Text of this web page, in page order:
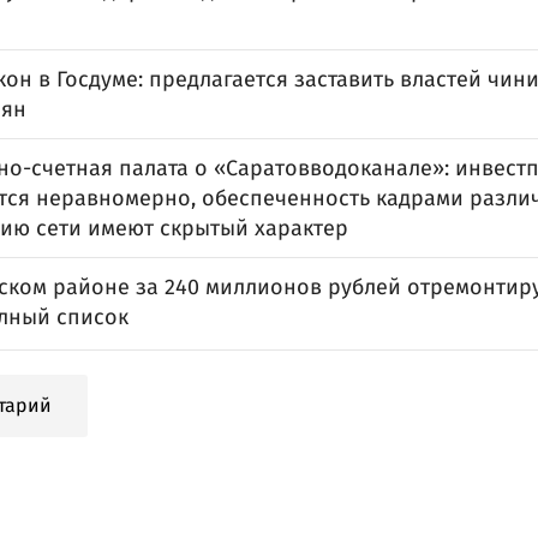
в Госдуме: предлагается заставить властей
счетная палата о «Саратовводоканале»:
неравномерно, обеспеченность кадрами
сети имеют скрытый характер
районе за 240 миллионов рублей
список